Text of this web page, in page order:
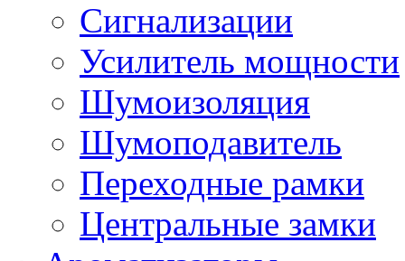
Сигнализации
Усилитель мощности
Шумоизоляция
Шумоподавитель
Переходные рамки
Центральные замки